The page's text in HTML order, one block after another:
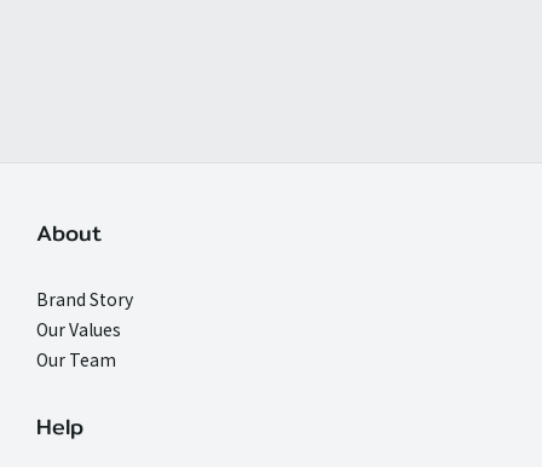
About
Brand Story
Our Values
Our Team
Help